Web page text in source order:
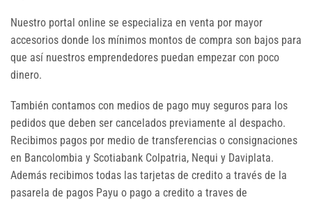
Nuestro portal online se especializa en venta por mayor
accesorios donde los mínimos montos de compra son bajos para
que así nuestros emprendedores puedan empezar con poco
dinero.
También contamos con medios de pago muy seguros para los
pedidos que deben ser cancelados previamente al despacho.
Recibimos pagos por medio de transferencias o consignaciones
en Bancolombia y Scotiabank Colpatria, Nequi y Daviplata.
Además recibimos todas las tarjetas de credito a través de la
pasarela de pagos Payu o pago a credito a traves de